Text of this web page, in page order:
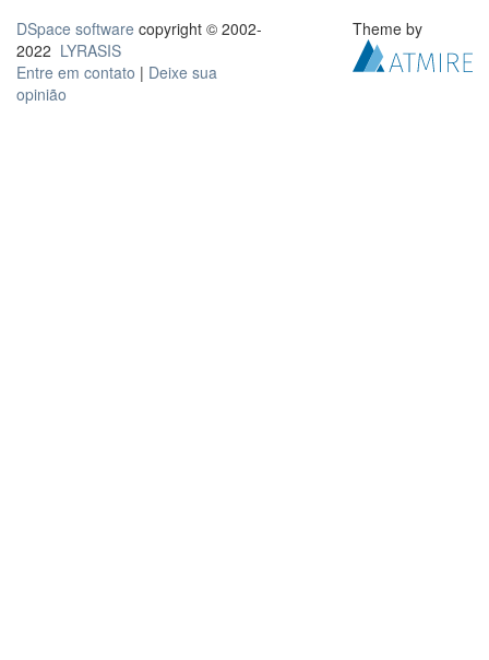
DSpace software copyright © 2002-
2022 LYRASIS
Entre em contato | Deixe sua
opinião
Theme by